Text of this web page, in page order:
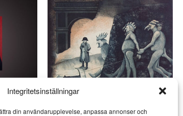
Integritetsinställningar
din användarupplevelse, anpassa annonser och